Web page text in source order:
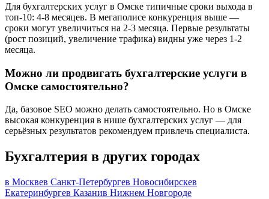
Для бухгалтерских услуг в Омске типичные сроки выхода в
топ-10: 4-8 месяцев. В мегаполисе конкуренция выше —
сроки могут увеличиться на 2-3 месяца. Первые результаты
(рост позиций, увеличение трафика) видны уже через 1-2
месяца.
Можно ли продвигать бухгалтерские услуги в
Омске самостоятельно?
Да, базовое SEO можно делать самостоятельно. Но в Омске
высокая конкуренция в нише бухгалтерских услуг — для
серьёзных результатов рекомендуем привлечь специалиста.
Бухгалтерия в других городах
в Москвев Санкт-Петербургев Новосибирскев
Екатеринбургев Казанив Нижнем Новгороде